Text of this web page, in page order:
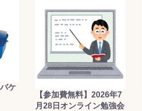
ケ
【参加費無料】2026年7
月28日オンライン勉強会